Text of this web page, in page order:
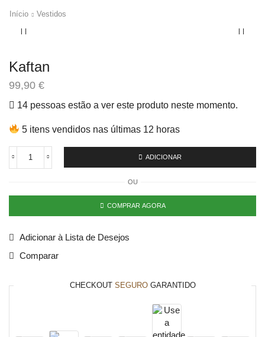
Início Vestidos
Kaftan
99,90 €
14 pessoas estão a ver este produto neste momento.
5 itens vendidos nas últimas 12 horas
ADICIONAR
OU
COMPRAR AGORA
Adicionar à Lista de Desejos
Comparar
CHECKOUT SEGUROGARANTIDO